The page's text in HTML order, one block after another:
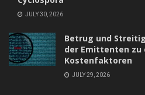
JULY 30, 2026
Betrug und
der Emittenten zu
Kostenfaktoren
JULY 29, 2026